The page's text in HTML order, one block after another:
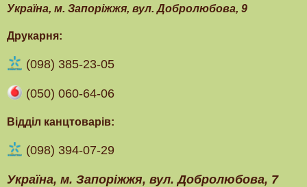
Українa, м. Запоріжжя, вул. Добролюбова, 9
Друкарня:
(098) 385-23-05
(050) 060-64-06
Відділ канцтоварів:
(098) 394-07-29
Українa, м. Запоріжжя, вул. Добролюбова, 7